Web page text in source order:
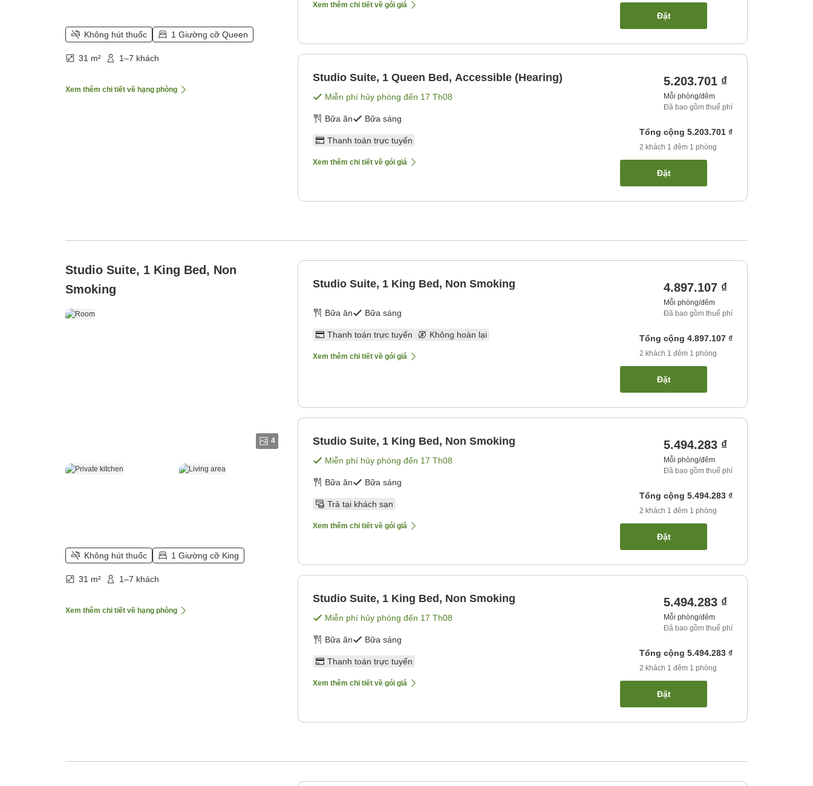
Không hút thuốc 1 Giường cỡ Queen
31 m² 1–7 khách
Xem thêm chi tiết về hạng phòng
Xem thêm chi tiết về gói giá
Đặt
Studio Suite, 1 Queen Bed, Accessible (Hearing)
Miễn phí hủy phòng đến 17 Th08
Bữa ăn Bữa sáng
Thanh toán trực tuyến
Xem thêm chi tiết về gói giá
5.203.701 ₫
Mỗi phòng/đêm
Đã bao gồm thuế phí
Tổng cộng 5.203.701 ₫
2 khách 1 đêm 1 phòng
Đặt
Studio Suite, 1 King Bed, Non
Smoking
4
Không hút thuốc 1 Giường cỡ King
31 m² 1–7 khách
Xem thêm chi tiết về hạng phòng
Studio Suite, 1 King Bed, Non Smoking
Bữa ăn Bữa sáng
Thanh toán trực tuyến Không hoàn lại
Xem thêm chi tiết về gói giá
4.897.107 ₫
Mỗi phòng/đêm
Đã bao gồm thuế phí
Tổng cộng 4.897.107 ₫
2 khách 1 đêm 1 phòng
Đặt
Studio Suite, 1 King Bed, Non Smoking
Miễn phí hủy phòng đến 17 Th08
Bữa ăn Bữa sáng
Trả tại khách sạn
Xem thêm chi tiết về gói giá
5.494.283 ₫
Mỗi phòng/đêm
Đã bao gồm thuế phí
Tổng cộng 5.494.283 ₫
2 khách 1 đêm 1 phòng
Đặt
Studio Suite, 1 King Bed, Non Smoking
Miễn phí hủy phòng đến 17 Th08
Bữa ăn Bữa sáng
Thanh toán trực tuyến
Xem thêm chi tiết về gói giá
5.494.283 ₫
Mỗi phòng/đêm
Đã bao gồm thuế phí
Tổng cộng 5.494.283 ₫
2 khách 1 đêm 1 phòng
Đặt